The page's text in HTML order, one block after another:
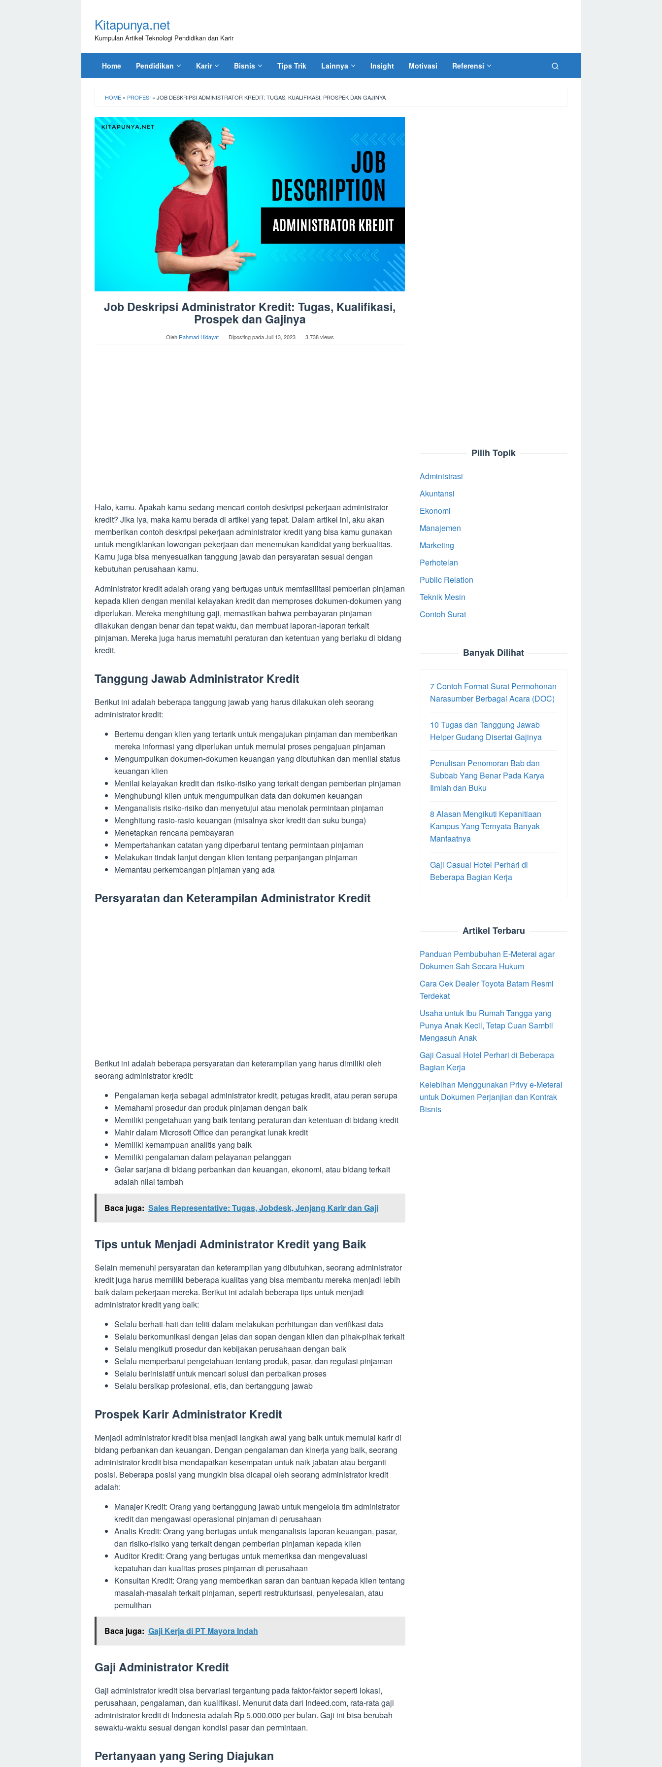
kontenKitapunya.net
Kumpulan Artikel Teknologi Pendidikan dan Karir
Home Pendidikan Karir Bisnis Tips Trik Lainnya Insight Motivasi Referensi
HOME » PROFESI » JOB DESKRIPSI ADMINISTRATOR KREDIT: TUGAS, KUALIFIKASI, PROSPEK DAN GAJINYA
Job Deskripsi Administrator Kredit: Tugas, Kualifikasi,
Prospek dan Gajinya
Oleh Rahmad Hidayat Diposting padaJuli 13, 2023 3,738 views
Halo, kamu. Apakah kamu sedang mencari contoh deskripsi pekerjaan administrator
kredit? Jika iya, maka kamu berada di artikel yang tepat. Dalam artikel ini, aku akan
memberikan contoh deskripsi pekerjaan administrator kredit yang bisa kamu gunakan
untuk mengiklankan lowongan pekerjaan dan menemukan kandidat yang berkualitas.
Kamu juga bisa menyesuaikan tanggung jawab dan persyaratan sesuai dengan
kebutuhan perusahaan kamu.
Administrator kredit adalah orang yang bertugas untuk memfasilitasi pemberian pinjaman
kepada klien dengan menilai kelayakan kredit dan memproses dokumen-dokumen yang
diperlukan. Mereka menghitung gaji, memastikan bahwa pembayaran pinjaman
dilakukan dengan benar dan tepat waktu, dan membuat laporan-laporan terkait
pinjaman. Mereka juga harus mematuhi peraturan dan ketentuan yang berlaku di bidang
kredit.
Tanggung Jawab Administrator Kredit
Berikut ini adalah beberapa tanggung jawab yang harus dilakukan oleh seorang
administrator kredit:
Bertemu dengan klien yang tertarik untuk mengajukan pinjaman dan memberikan
mereka informasi yang diperlukan untuk memulai proses pengajuan pinjaman
Mengumpulkan dokumen-dokumen keuangan yang dibutuhkan dan menilai status
keuangan klien
Menilai kelayakan kredit dan risiko-risiko yang terkait dengan pemberian pinjaman
Menghubungi klien untuk mengumpulkan data dan dokumen keuangan
Menganalisis risiko-risiko dan menyetujui atau menolak permintaan pinjaman
Menghitung rasio-rasio keuangan (misalnya skor kredit dan suku bunga)
Menetapkan rencana pembayaran
Mempertahankan catatan yang diperbarui tentang permintaan pinjaman
Melakukan tindak lanjut dengan klien tentang perpanjangan pinjaman
Memantau perkembangan pinjaman yang ada
Persyaratan dan Keterampilan Administrator Kredit
Berikut ini adalah beberapa persyaratan dan keterampilan yang harus dimiliki oleh
seorang administrator kredit:
Pengalaman kerja sebagai administrator kredit, petugas kredit, atau peran serupa
Memahami prosedur dan produk pinjaman dengan baik
Memiliki pengetahuan yang baik tentang peraturan dan ketentuan di bidang kredit
Mahir dalam Microsoft Office dan perangkat lunak kredit
Memiliki kemampuan analitis yang baik
Memiliki pengalaman dalam pelayanan pelanggan
Gelar sarjana di bidang perbankan dan keuangan, ekonomi, atau bidang terkait
adalah nilai tambah
Baca juga: Sales Representative: Tugas, Jobdesk, Jenjang Karir dan Gaji
Tips untuk Menjadi Administrator Kredit yang Baik
Selain memenuhi persyaratan dan keterampilan yang dibutuhkan, seorang administrator
kredit juga harus memiliki beberapa kualitas yang bisa membantu mereka menjadi lebih
baik dalam pekerjaan mereka. Berikut ini adalah beberapa tips untuk menjadi
administrator kredit yang baik:
Selalu berhati-hati dan teliti dalam melakukan perhitungan dan verifikasi data
Selalu berkomunikasi dengan jelas dan sopan dengan klien dan pihak-pihak terkait
Selalu mengikuti prosedur dan kebijakan perusahaan dengan baik
Selalu memperbarui pengetahuan tentang produk, pasar, dan regulasi pinjaman
Selalu berinisiatif untuk mencari solusi dan perbaikan proses
Selalu bersikap profesional, etis, dan bertanggung jawab
Prospek Karir Administrator Kredit
Menjadi administrator kredit bisa menjadi langkah awal yang baik untuk memulai karir di
bidang perbankan dan keuangan. Dengan pengalaman dan kinerja yang baik, seorang
administrator kredit bisa mendapatkan kesempatan untuk naik jabatan atau berganti
posisi. Beberapa posisi yang mungkin bisa dicapai oleh seorang administrator kredit
adalah:
Manajer Kredit: Orang yang bertanggung jawab untuk mengelola tim administrator
kredit dan mengawasi operasional pinjaman di perusahaan
Analis Kredit: Orang yang bertugas untuk menganalisis laporan keuangan, pasar,
dan risiko-risiko yang terkait dengan pemberian pinjaman kepada klien
Auditor Kredit: Orang yang bertugas untuk memeriksa dan mengevaluasi
kepatuhan dan kualitas proses pinjaman di perusahaan
Konsultan Kredit: Orang yang memberikan saran dan bantuan kepada klien tentang
masalah-masalah terkait pinjaman, seperti restrukturisasi, penyelesaian, atau
pemulihan
Baca juga: Gaji Kerja di PT Mayora Indah
Gaji Administrator Kredit
Gaji administrator kredit bisa bervariasi tergantung pada faktor-faktor seperti lokasi,
perusahaan, pengalaman, dan kualifikasi. Menurut data dari Indeed.com, rata-rata gaji
administrator kredit di Indonesia adalah Rp 5.000.000 per bulan. Gaji ini bisa berubah
sewaktu-waktu sesuai dengan kondisi pasar dan permintaan.
Pertanyaan yang Sering Diajukan
Pilih Topik
Administrasi
Akuntansi
Ekonomi
Manajemen
Marketing
Perhotelan
Public Relation
Teknik Mesin
Contoh Surat
Banyak Dilihat
7 Contoh Format Surat Permohonan
Narasumber Berbagai Acara (DOC)
10 Tugas dan Tanggung Jawab
Helper Gudang Disertai Gajinya
Penulisan Penomoran Bab dan
Subbab Yang Benar Pada Karya
Ilmiah dan Buku
8 Alasan Mengikuti Kepanitiaan
Kampus Yang Ternyata Banyak
Manfaatnya
Gaji Casual Hotel Perhari di
Beberapa Bagian Kerja
Artikel Terbaru
Panduan Pembubuhan E-Meterai agar
Dokumen Sah Secara Hukum
Cara Cek Dealer Toyota Batam Resmi
Terdekat
Usaha untuk Ibu Rumah Tangga yang
Punya Anak Kecil, Tetap Cuan Sambil
Mengasuh Anak
Gaji Casual Hotel Perhari di Beberapa
Bagian Kerja
Kelebihan Menggunakan Privy e-Meterai
untuk Dokumen Perjanjian dan Kontrak
Bisnis